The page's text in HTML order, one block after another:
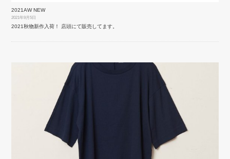
2021AW NEW
2021年9月5日
2021秋物新作入荷！ 店頭にて販売してます。